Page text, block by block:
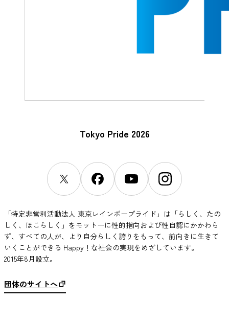
Tokyo Pride 2026
「特定非営利活動法人 東京レインボープライド」は「らしく、たの
しく、ほこらしく」をモットーに性的指向および性自認にかかわら
ず、すべての人が、より自分らしく誇りをもって、前向きに生きて
いくことができる Happy！な社会の実現をめざしています。
2015年8月設立。
団体のサイトへ